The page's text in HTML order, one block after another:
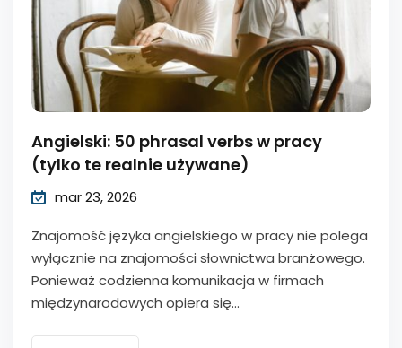
Angielski: 50 phrasal verbs w pracy
(tylko te realnie używane)
mar 23, 2026
Znajomość języka angielskiego w pracy nie polega
wyłącznie na znajomości słownictwa branżowego.
Ponieważ codzienna komunikacja w firmach
międzynarodowych opiera się...